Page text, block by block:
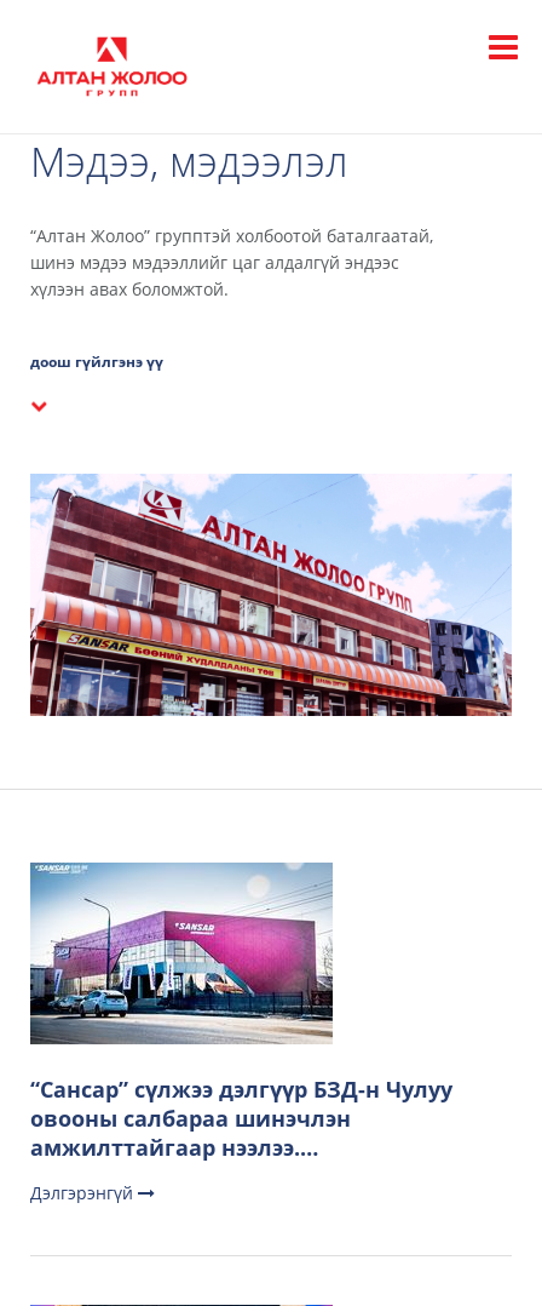
Мэдээ, мэдээлэл
“Алтан Жолоо” групптэй холбоотой баталгаатай,
шинэ мэдээ мэдээллийг цаг алдалгүй эндээс
хүлээн авах боломжтой.
доош гүйлгэнэ үү
“Сансар” сүлжээ дэлгүүр БЗД-н Чулуу
овооны салбараа шинэчлэн
амжилттайгаар нээлээ.…
Дэлгэрэнгүй